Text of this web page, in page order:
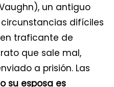
un antiguo
difíciles
traficante de
que sale mal,
a prisión. Las
su esposa es